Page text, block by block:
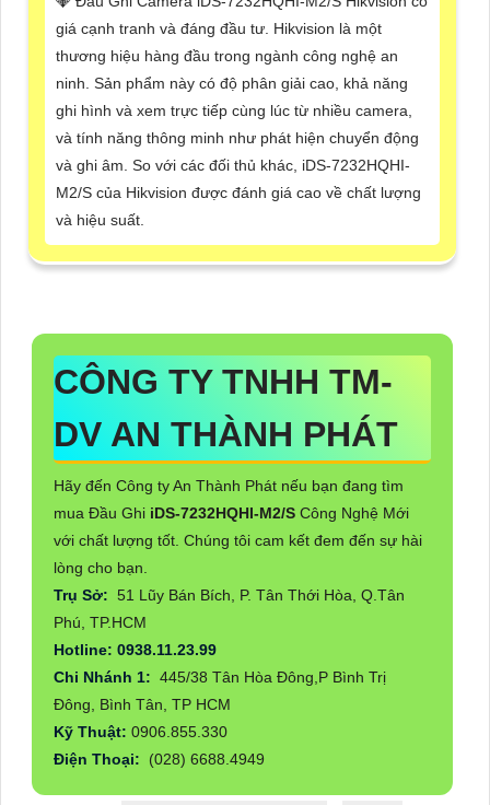
giá cạnh tranh và đáng đầu tư. Hikvision là một
thương hiệu hàng đầu trong ngành công nghệ an
ninh. Sản phẩm này có độ phân giải cao, khả năng
ghi hình và xem trực tiếp cùng lúc từ nhiều camera,
và tính năng thông minh như phát hiện chuyển động
và ghi âm. So với các đối thủ khác, iDS-7232HQHI-
M2/S của Hikvision được đánh giá cao về chất lượng
và hiệu suất.
CÔNG TY TNHH TM-
DV AN THÀNH PHÁT
Hãy đến Công ty An Thành Phát nếu bạn đang tìm
mua Đầu Ghi iDS-7232HQHI-M2/S Công Nghệ Mới
với chất lượng tốt. Chúng tôi cam kết đem đến sự hài
lòng cho bạn.
Trụ Sở: 51 Lũy Bán Bích, P. Tân Thới Hòa, Q.Tân
Phú, TP.HCM
Hotline: 0938.11.23.99
Chi Nhánh 1: 445/38 Tân Hòa Đông,P Bình Trị
Đông, Bình Tân, TP HCM
Kỹ Thuật: 0906.855.330
Điện Thoại:
(028) 6688.4949